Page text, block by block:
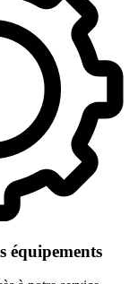
équipements